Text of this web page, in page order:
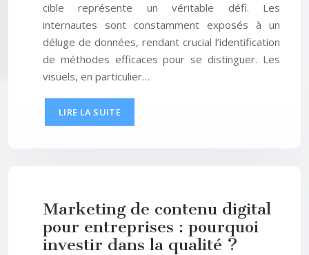
cible représente un véritable défi. Les
internautes sont constamment exposés à un
déluge de données, rendant crucial l’identification
de méthodes efficaces pour se distinguer. Les
visuels, en particulier…
LIRE LA SUITE
Marketing de contenu digital
pour entreprises : pourquoi
investir dans la qualité ?